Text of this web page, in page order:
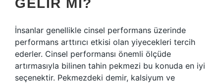
GELIR MI?
İnsanlar genellikle cinsel performans üzerinde
performans arttırıcı etkisi olan yiyecekleri tercih
ederler. Cinsel performansı önemli ölçüde
artırmasıyla bilinen tahin pekmezi bu konuda en iyi
seçenektir. Pekmezdeki demir, kalsiyum ve